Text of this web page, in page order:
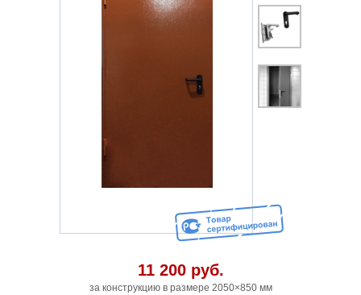
11 200руб.
за конструкцию в размере 2050×850 мм